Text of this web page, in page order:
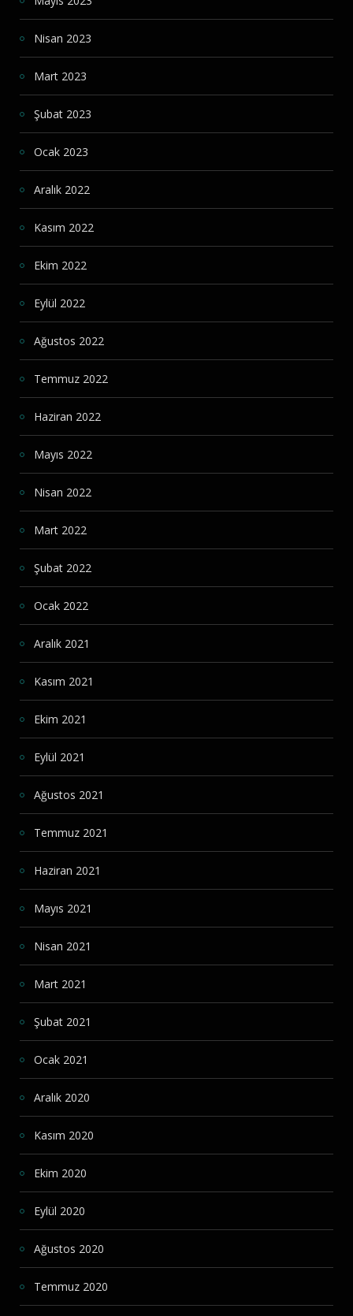
Nisan 2023
Mart 2023
Şubat 2023
Ocak 2023
Aralık 2022
Kasım 2022
Ekim 2022
Eylül 2022
Ağustos 2022
Temmuz 2022
Haziran 2022
Mayıs 2022
Nisan 2022
Mart 2022
Şubat 2022
Ocak 2022
Aralık 2021
Kasım 2021
Ekim 2021
Eylül 2021
Ağustos 2021
Temmuz 2021
Haziran 2021
Mayıs 2021
Nisan 2021
Mart 2021
Şubat 2021
Ocak 2021
Aralık 2020
Kasım 2020
Ekim 2020
Eylül 2020
Ağustos 2020
Temmuz 2020